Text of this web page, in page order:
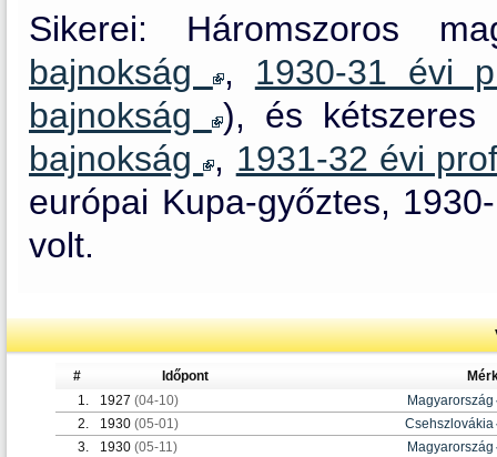
Sikerei: Háromszoros
bajnokság
, 1930-31 évi
bajnokság
), és kétszeres
bajnokság , 1931-32 évi
európai Kupa-győztes,
volt.
# Időpont
1.
1927 (04-10) Magyarország
2.
1930 (05-01) Csehszlovákia
3.
1930 (05-11) Magyarország